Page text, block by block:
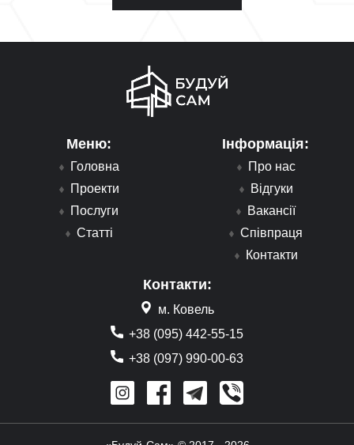
Меню:
Головна
Проекти
Послуги
Статті
Інформація:
Про нас
Відгуки
Вакансії
Співпраця
Контакти
Контакти:
м. Ковель
+38 (095) 442-55-15
+38 (097) 990-00-63